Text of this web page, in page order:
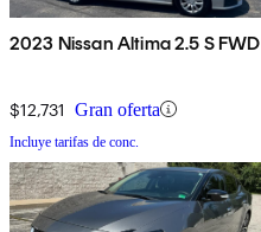
2023 Nissan Altima 2.5 S FWD
$12,731 Gran oferta
Incluye tarifas de conc.